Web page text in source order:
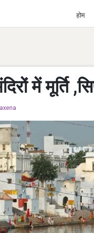
होम
में मूर्ति